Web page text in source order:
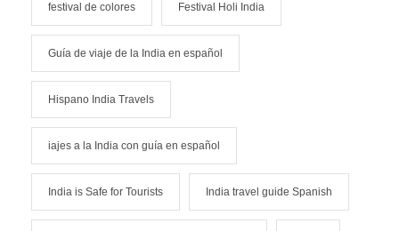
festival de colores Festival Holi India
Guía de viaje de la India en español
Hispano India Travels
iajes a la India con guía en español
India is Safe for Tourists India travel guide Spanish